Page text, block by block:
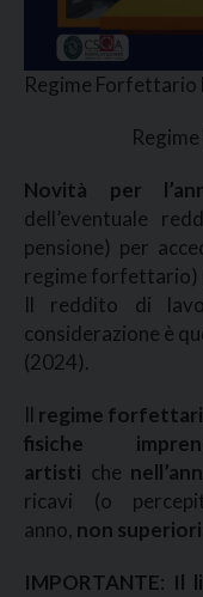
Regime Forfettario
Novità per
dell’eventuale
pensione) per
regime forfettario)
Il reddito di
considerazione è
(2024).
Il regime
fisiche
artisti che
ricavi (o
anno, non
IMPORTANTE: Il